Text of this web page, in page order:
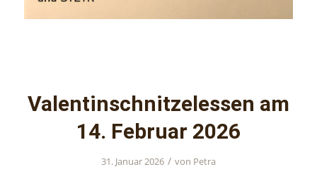
Valentinschnitzelessen am
14. Februar 2026
31. Januar 2026 / von Petra